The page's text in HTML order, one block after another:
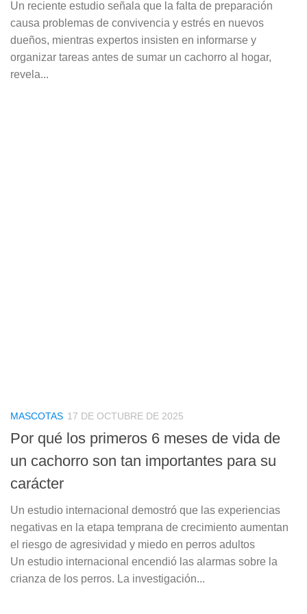
Un reciente estudio señala que la falta de preparación
causa problemas de convivencia y estrés en nuevos
dueños, mientras expertos insisten en informarse y
organizar tareas antes de sumar un cachorro al hogar,
revela...
MASCOTAS 17 DE OCTUBRE DE 2025
Por qué los primeros 6 meses de vida de
un cachorro son tan importantes para su
carácter
Un estudio internacional demostró que las experiencias
negativas en la etapa temprana de crecimiento aumentan
el riesgo de agresividad y miedo en perros adultos
Un estudio internacional encendió las alarmas sobre la
crianza de los perros. La investigación...